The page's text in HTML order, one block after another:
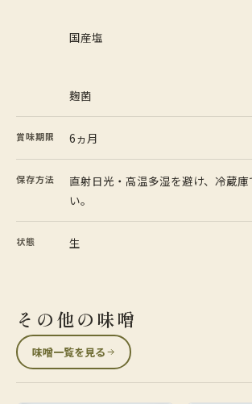
国産塩
麹菌
賞味期限 6ヵ月
保存方法
直射日光・高温多湿を避け、冷蔵
い。
状態 生
その他の味噌
味噌一覧を見る